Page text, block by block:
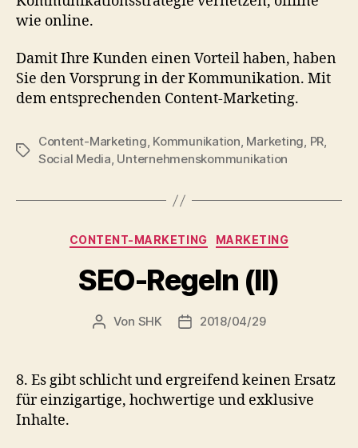
wie online.
Damit Ihre Kunden einen Vorteil haben, haben
Sie den Vorsprung in der Kommunikation. Mit
dem entsprechenden Content-Marketing.
Schlagwörter
Content-Marketing, Kommunikation, Marketing, PR,
Social Media, Unternehmenskommunikation
Kategorien
CONTENT-MARKETING MARKETING
SEO-Regeln (II)
Beitragsautor
Von SHK Veröffentlichungsdatum
2018/04/29
8. Es gibt schlicht und ergreifend keinen Ersatz
für einzigartige, hochwertige und exklusive
Inhalte.